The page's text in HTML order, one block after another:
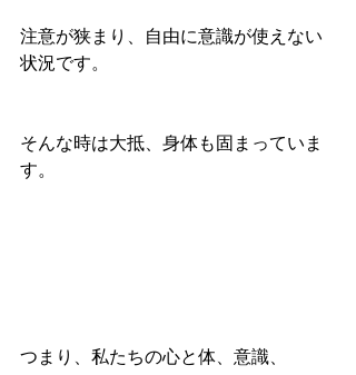
注意が狭まり、自由に意識が使えない
状況です。
そんな時は大抵、身体も固まっていま
す。
つまり、私たちの心と体、意識、